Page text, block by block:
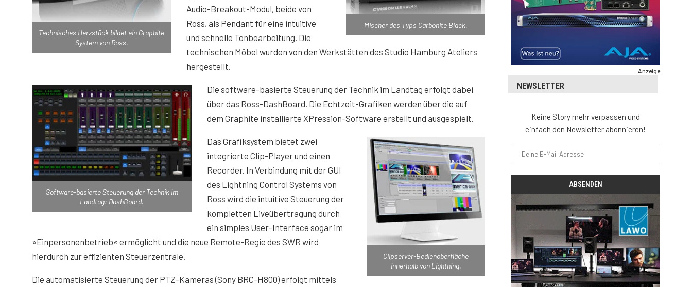
Technisches Herzstück bildet ein Graphite
System von Ross.
Mischer des Typs Carbonite Black.
Audio-Breakout-Modul, beide von
Ross, als Pendant für eine intuitive
und schnelle Tonbearbeitung. Die
technischen Möbel wurden von den Werkstätten des Studio Hamburg Ateliers
hergestellt.
Software-basierte Steuerung der Technik im
Landtag: DashBoard.
Die software-basierte Steuerung der Technik im Landtag erfolgt dabei
über das Ross-DashBoard. Die Echtzeit-Grafiken werden über die auf
dem Graphite installierte XPression-Software erstellt und ausgespielt.
Clipserver-Bedienoberfläche
innerhalb von Lightning.
Das Grafiksystem bietet zwei
integrierte Clip-Player und einen
Recorder. In Verbindung mit der GUI
des Lightning Control Systems von
Ross wird die intuitive Steuerung der
kompletten Liveübertragung durch
ein simples User-Interface sogar im
»Einpersonenbetrieb« ermöglicht und die neue Remote-Regie des SWR wird
hierdurch zur effizienten Steuerzentrale.
Die automatisierte Steuerung der PTZ-Kameras (Sony BRC-H800) erfolgt mittels
Anzeige
NEWSLETTER
Keine Story mehr verpassen und
einfach den Newsletter abonnieren!